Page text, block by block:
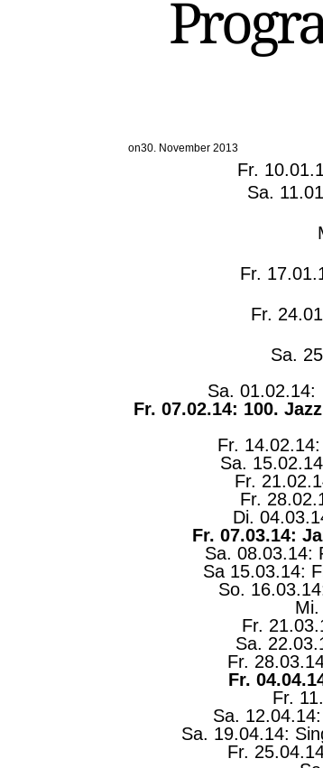
on30. November 2013
Fr.
Sa.
Fr.
Fr.
Sa.
Sa. 01.02.14:
Fr. 07.02.14: 100.
Fr.
Sa.
Fr.
Fr.
Di.
Fr. 07.03.14:
Sa. 08.03.14:
Sa 15.03.14:
So.
Fr.
Sa.
Fr.
Fr.
Fr.
Sa.
Sa. 19.04.14:
Fr.